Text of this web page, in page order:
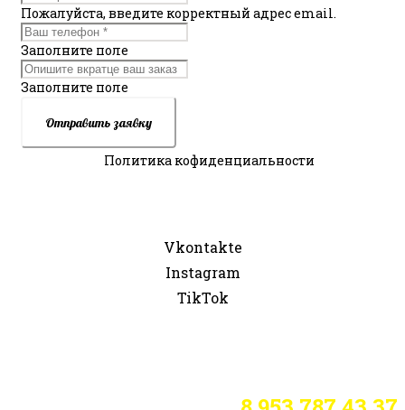
Пожалуйста, введите корректный адрес email.
Заполните поле
Заполните поле
Отправить заявку
Политика кофиденциальности
Vkontakte
Instagram
TikTok